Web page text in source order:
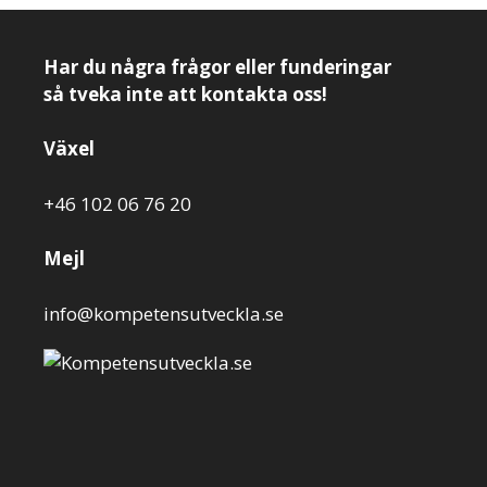
Har du några frågor eller funderingar
så tveka inte att kontakta oss!
Växel
+46 102 06 76 20
Mejl
info@kompetensutveckla.se